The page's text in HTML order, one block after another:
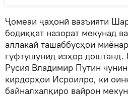
Ҷомеаи ҷаҳонӣ вазъияти
бодиққат назорат мекунад
аллакай ташаббусҳои
гуфтушунид изҳор доштанд.
Русия Владимир Путин
кирдорҳои Исроилро, ки
байналхалқиро вайрон